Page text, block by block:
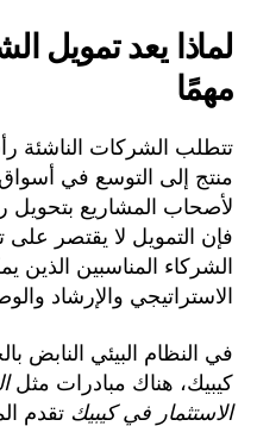
لماذا يعد تمويل
مهمًا
تتطلب الشركات الناشئة
منتج إلى التوسع في
لأصحاب المشاريع بتحويل
فإن التمويل لا يقتصر على
الشركاء المناسبين الذين
الاستراتيجي والإرشاد
في النظام البيئي النابض
كيبيك، هناك مبادرات مثل
الاستثمار في كيبيك تقدم